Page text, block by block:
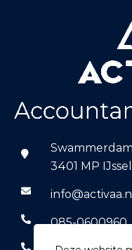
3401 MP
info@activaa.nl
085-0600960